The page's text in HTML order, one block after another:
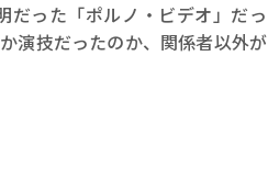
だった「ポルノ・ビデオ」だっ
演技だったのか、関係者以外が